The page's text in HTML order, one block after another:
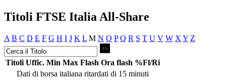
Titoli FTSE Italia All-Share
A B C D E F G H I J K L M N O P Q R S T U V W X Y Z
Titoli Uffic. Min Max Flash Ora flash %Fl/Ri
Dati di borsa italiana ritardati di 15 minuti